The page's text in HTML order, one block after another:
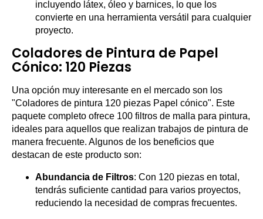
incluyendo látex, óleo y barnices, lo que los
convierte en una herramienta versátil para cualquier
proyecto.
Coladores de Pintura de Papel
Cónico: 120 Piezas
Una opción muy interesante en el mercado son los
"Coladores de pintura 120 piezas Papel cónico". Este
paquete completo ofrece 100 filtros de malla para pintura,
ideales para aquellos que realizan trabajos de pintura de
manera frecuente. Algunos de los beneficios que
destacan de este producto son:
Abundancia de Filtros: Con 120 piezas en total,
tendrás suficiente cantidad para varios proyectos,
reduciendo la necesidad de compras frecuentes.